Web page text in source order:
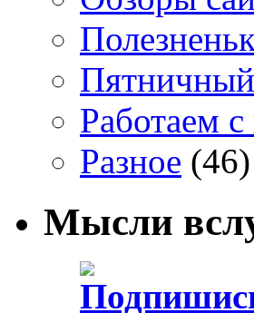
Работаем
Разное (46)
Мысли